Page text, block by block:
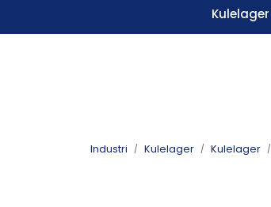
Kulelager
Industri Kulelager Kulelager